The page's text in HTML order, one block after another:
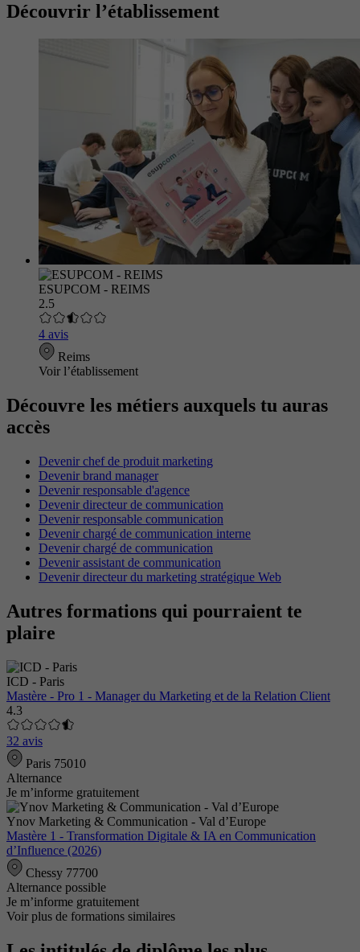
Découvrir l’établissement
ESUPCOM - REIMS
2.5
4 avis
Reims
Voir l’établissement
Découvre les métiers auxquels tu auras
accès
Devenir chef de produit marketing
Devenir brand manager
Devenir responsable d'agence
Devenir directeur de communication
Devenir responsable communication
Devenir chargé de communication interne
Devenir chargé de communication
Devenir assistant de communication
Devenir directeur du marketing stratégique Web
Autres formations qui pourraient te
plaire
ICD - Paris
Mastère - Pro 1 - Manager du Marketing et de la Relation Client
4.3
32 avis
Paris 75010
Alternance
Je m’informe gratuitement
Ynov Marketing & Communication - Val d’Europe
Mastère 1 - Transformation Digitale & IA en Communication
d’Influence (2026)
Chessy 77700
Alternance possible
Je m’informe gratuitement
Voir plus de formations similaires